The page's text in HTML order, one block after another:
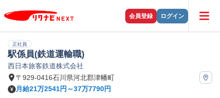
会員登録 ログイン
正社員
駅係員(鉄道運輸職)
西日本旅客鉄道株式会社
〒929-0416石川県河北郡津幡町
月給21万2541円～37万7790円